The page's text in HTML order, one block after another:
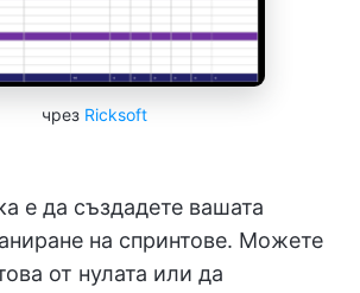
чрез Ricksoft
е да създадете вашата
на спринтове. Можете
от нулата или да